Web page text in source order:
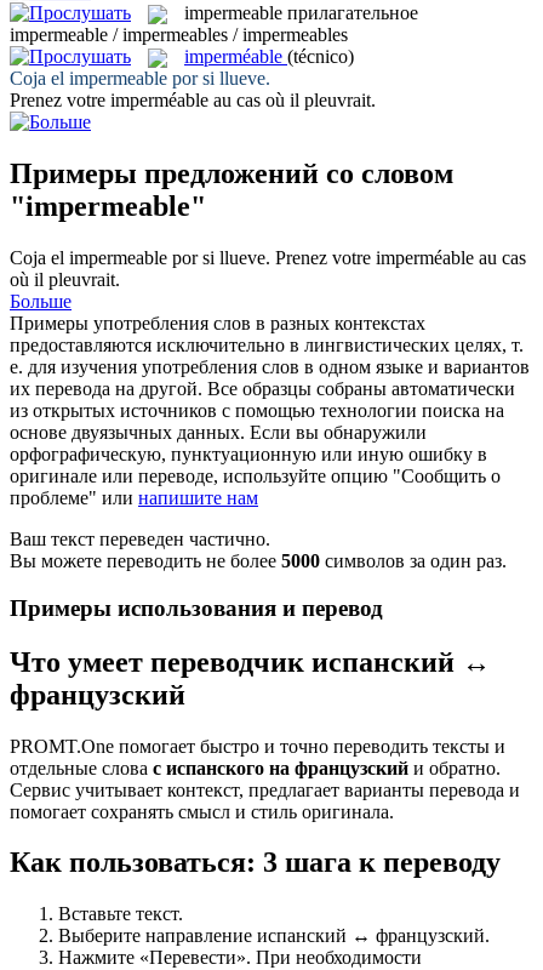
impermeable прилагательное
impermeable / impermeables / impermeables
imperméable (técnico)
Coja el impermeable por si llueve.
Prenez votre imperméable au cas où il pleuvrait.
Примеры предложений со словом
"impermeable"
Coja el impermeable por si llueve. Prenez votre imperméable au cas
où il pleuvrait.
Больше
Примеры употребления слов в разных контекстах
предоставляются исключительно в лингвистических целях, т.
е. для изучения употребления слов в одном языке и вариантов
их перевода на другой. Все образцы собраны автоматически
из открытых источников с помощью технологии поиска на
основе двуязычных данных. Если вы обнаружили
орфографическую, пунктуационную или иную ошибку в
оригинале или переводе, используйте опцию "Сообщить о
проблеме" или напишите нам
Ваш текст переведен частично.
Вы можете переводить не более 5000 символов за один раз.
Примеры использования и перевод
Что умеет переводчик испанский ↔
французский
PROMT.One помогает быстро и точно переводить тексты и
отдельные слова с испанского на французский и обратно.
Сервис учитывает контекст, предлагает варианты перевода и
помогает сохранять смысл и стиль оригинала.
Как пользоваться: 3 шага к переводу
Вставьте текст.
Выберите направление испанский ↔ французский.
Нажмите «Перевести». При необходимости